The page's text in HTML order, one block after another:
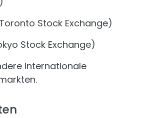
Stock Exchange)
Stock Exchange)
internationale